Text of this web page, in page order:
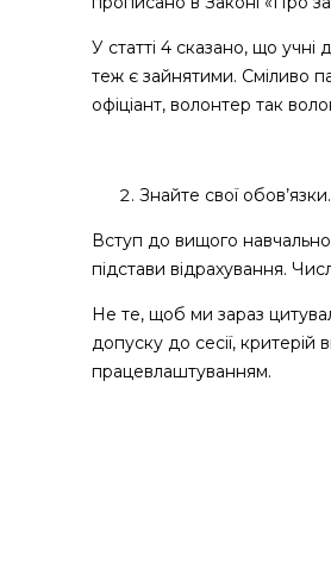
У статті 4 сказано, що
теж є зайнятими. Сміливо
офіціант, волонтер так
Знайте свої обов’язки.
Вступ до вищого
підстави відрахування.
Не те, щоб ми зараз
допуску до сесії, критерій
працевлаштуванням.